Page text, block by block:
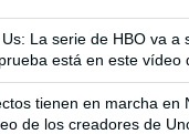
La serie de HBO va a
está en este vídeo
tienen en marcha en
de los creadores de